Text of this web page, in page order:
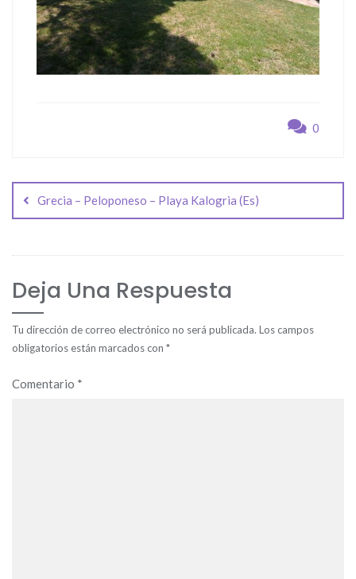
0
de
entradas
Grecia – Peloponeso – Playa Kalogria (Es)
Deja Una Respuesta
Tu dirección de correo electrónico no será publicada. Los campos
obligatorios están marcados con *
Comentario *